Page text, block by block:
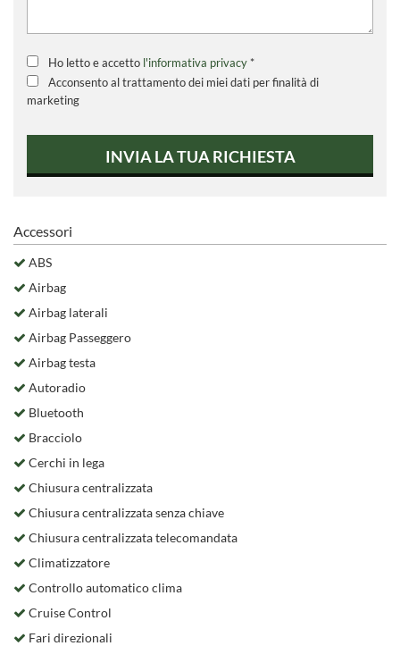
Ho letto e accetto l'informativa privacy *
Acconsento al trattamento dei miei dati per finalità di
marketing
INVIA LA TUA RICHIESTA
Accessori
ABS
Airbag
Airbag laterali
Airbag Passeggero
Airbag testa
Autoradio
Bluetooth
Bracciolo
Cerchi in lega
Chiusura centralizzata
Chiusura centralizzata senza chiave
Chiusura centralizzata telecomandata
Climatizzatore
Controllo automatico clima
Cruise Control
Fari direzionali